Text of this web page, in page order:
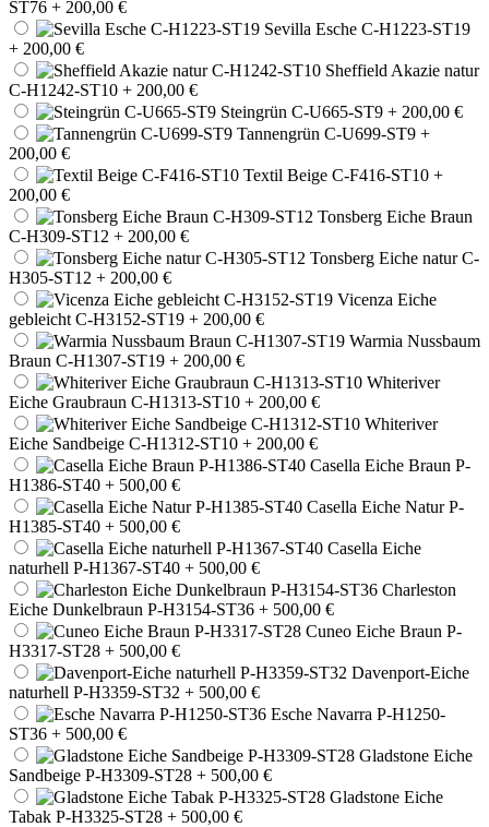
ST76 + 200,00 €
Sevilla Esche C-H1223-ST19
+ 200,00 €
Sheffield Akazie natur
C-H1242-ST10 + 200,00 €
Steingrün C-U665-ST9 + 200,00 €
Tannengrün C-U699-ST9 +
200,00 €
Textil Beige C-F416-ST10 +
200,00 €
Tonsberg Eiche Braun
C-H309-ST12 + 200,00 €
Tonsberg Eiche natur C-
H305-ST12 + 200,00 €
Vicenza Eiche
gebleicht C-H3152-ST19 + 200,00 €
Warmia Nussbaum
Braun C-H1307-ST19 + 200,00 €
Whiteriver
Eiche Graubraun C-H1313-ST10 + 200,00 €
Whiteriver
Eiche Sandbeige C-H1312-ST10 + 200,00 €
Casella Eiche Braun P-
H1386-ST40 + 500,00 €
Casella Eiche Natur P-
H1385-ST40 + 500,00 €
Casella Eiche
naturhell P-H1367-ST40 + 500,00 €
Charleston
Eiche Dunkelbraun P-H3154-ST36 + 500,00 €
Cuneo Eiche Braun P-
H3317-ST28 + 500,00 €
Davenport-Eiche
naturhell P-H3359-ST32 + 500,00 €
Esche Navarra P-H1250-
ST36 + 500,00 €
Gladstone Eiche
Sandbeige P-H3309-ST28 + 500,00 €
Gladstone Eiche
Tabak P-H3325-ST28 + 500,00 €